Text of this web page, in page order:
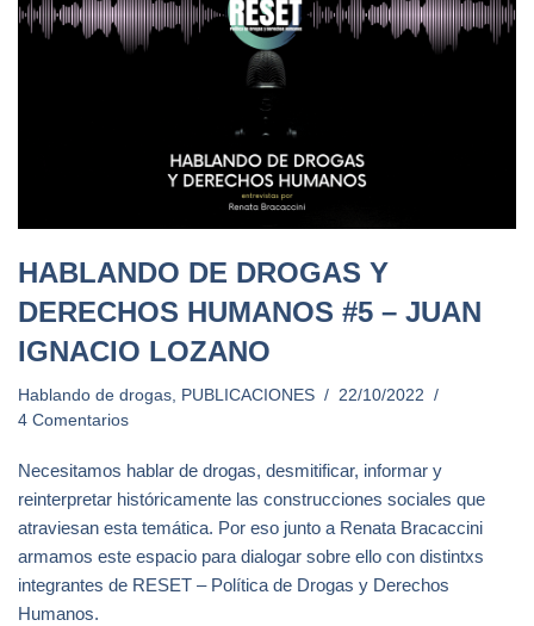
HABLANDO DE DROGAS Y
DERECHOS HUMANOS #5 – JUAN
IGNACIO LOZANO
Hablando de drogas PUBLICACIONES
22/10/2022
4 Comentarios
Necesitamos hablar de drogas, desmitificar, informar y
reinterpretar históricamente las construcciones sociales que
atraviesan esta temática. Por eso junto a Renata Bracaccini
armamos este espacio para dialogar sobre ello con distintxs
integrantes de RESET – Política de Drogas y Derechos
Humanos.